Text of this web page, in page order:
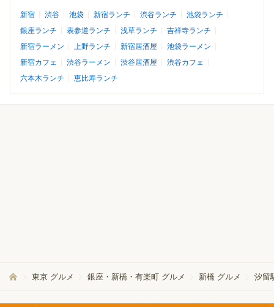
新宿 渋谷 池袋 新宿ランチ 渋谷ランチ
池袋ランチ
銀座ランチ
表参道ランチ 浅草ランチ
吉祥寺ランチ
新宿ラーメン
上野ランチ 新宿居酒屋
池袋ラーメン
新宿カフェ
渋谷ラーメン 渋谷居酒屋
渋谷カフェ
六本木ランチ
恵比寿ランチ
東京 グルメ 銀座・新橋・有楽町 グルメ 新橋 グルメ 汐留